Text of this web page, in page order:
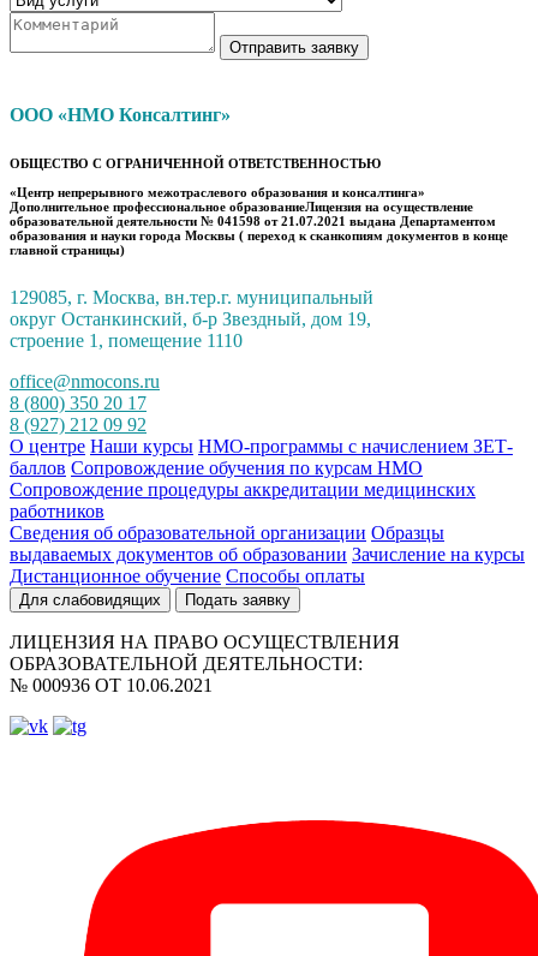
Отправить заявку
ООО «НМО Консалтинг»
ОБЩЕСТВО С ОГРАНИЧЕННОЙ ОТВЕТСТВЕННОСТЬЮ
«Центр непрерывного межотраслевого образования и консалтинга»
Дополнительное профессиональное образованиеЛицензия на осуществление
образовательной деятельности № 041598 от 21.07.2021 выдана Департаментом
образования и науки города Москвы ( переход к сканкопиям документов в конце
главной страницы)
129085, г. Москва, вн.тер.г. муниципальный
округ Останкинский, б-р Звездный, дом 19,
строение 1, помещение 1110
office@nmocons.ru
8 (800) 350 20 17
8 (927) 212 09 92
О центре Наши курсы НМО-программы с начислением ЗЕТ-
баллов Сопровождение обучения по курсам НМО
Сопровождение процедуры аккредитации медицинских
работников
Сведения об образовательной организации Образцы
выдаваемых документов об образовании Зачисление на курсы
Дистанционное обучение Способы оплаты
Для слабовидящих Подать заявку
ЛИЦЕНЗИЯ НА ПРАВО ОСУЩЕСТВЛЕНИЯ
ОБРАЗОВАТЕЛЬНОЙ ДЕЯТЕЛЬНОСТИ:
№ 000936 ОТ 10.06.2021